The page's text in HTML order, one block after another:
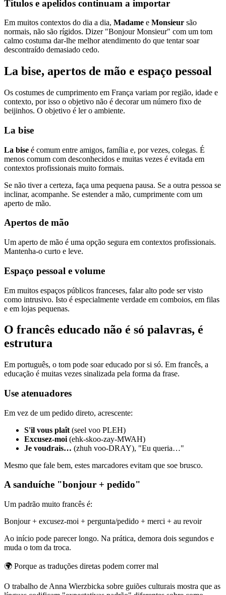
Títulos e apelidos continuam a importar
Em muitos contextos do dia a dia, Madame e Monsieur são
normais, não são rígidos. Dizer "Bonjour Monsieur" com um tom
calmo costuma dar-lhe melhor atendimento do que tentar soar
descontraído demasiado cedo.
La bise, apertos de mão e espaço pessoal
Os costumes de cumprimento em França variam por região, idade e
contexto, por isso o objetivo não é decorar um número fixo de
beijinhos. O objetivo é ler o ambiente.
La bise
La bise é comum entre amigos, família e, por vezes, colegas. É
menos comum com desconhecidos e muitas vezes é evitada em
contextos profissionais muito formais.
Se não tiver a certeza, faça uma pequena pausa. Se a outra pessoa se
inclinar, acompanhe. Se estender a mão, cumprimente com um
aperto de mão.
Apertos de mão
Um aperto de mão é uma opção segura em contextos profissionais.
Mantenha-o curto e leve.
Espaço pessoal e volume
Em muitos espaços públicos franceses, falar alto pode ser visto
como intrusivo. Isto é especialmente verdade em comboios, em filas
e em lojas pequenas.
O francês educado não é só palavras, é
estrutura
Em português, o tom pode soar educado por si só. Em francês, a
educação é muitas vezes sinalizada pela forma da frase.
Use atenuadores
Em vez de um pedido direto, acrescente:
S'il vous plaît (seel voo PLEH)
Excusez-moi (ehk-skoo-zay-MWAH)
Je voudrais… (zhuh voo-DRAY), "Eu queria…"
Mesmo que fale bem, estes marcadores evitam que soe brusco.
A sanduíche "bonjour + pedido"
Um padrão muito francês é:
Bonjour + excusez-moi + pergunta/pedido + merci + au revoir
Ao início pode parecer longo. Na prática, demora dois segundos e
muda o tom da troca.
🌍 Porque as traduções diretas podem correr mal
O trabalho de Anna Wierzbicka sobre guiões culturais mostra que as